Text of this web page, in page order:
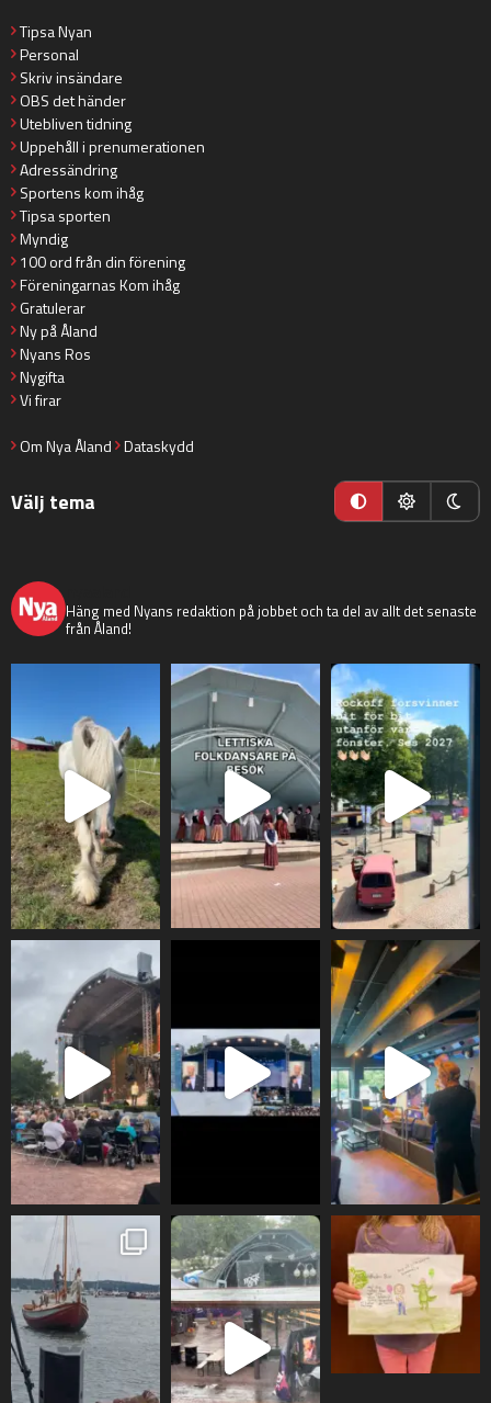
Tipsa Nyan
Personal
Skriv insändare
OBS det händer
Utebliven tidning
Uppehåll i prenumerationen
Adressändring
Sportens kom ihåg
Tipsa sporten
Myndig
100 ord från din förening
Föreningarnas Kom ihåg
Gratulerar
Ny på Åland
Nyans Ros
Nygifta
Vi firar
Om Nya Åland Dataskydd
Välj tema
Häng med Nyans redaktion på jobbet och ta del av allt det senaste
från Åland!